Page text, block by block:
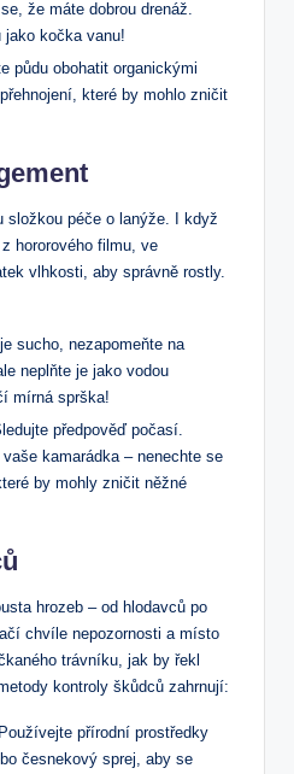
že máte dobrou drenáž.
jako kočka vanu!
půdu obohatit organickými
které by mohlo zničit
složkou péče o lanýže. I když
hororového filmu, ve
vlhkosti, aby správně rostly.
sucho, nezapomeňte na
neplňte je jako vodou
mírná sprška!
předpověď počasí.
kamarádka – nenechte se
by mohly zničit něžné
hrozeb – od hlodavců po
chvíle nepozornosti a místo
trávníku, jak by řekl
kontroly škůdců zahrnují:
Používejte přírodní prostředky
česnekový sprej, aby se